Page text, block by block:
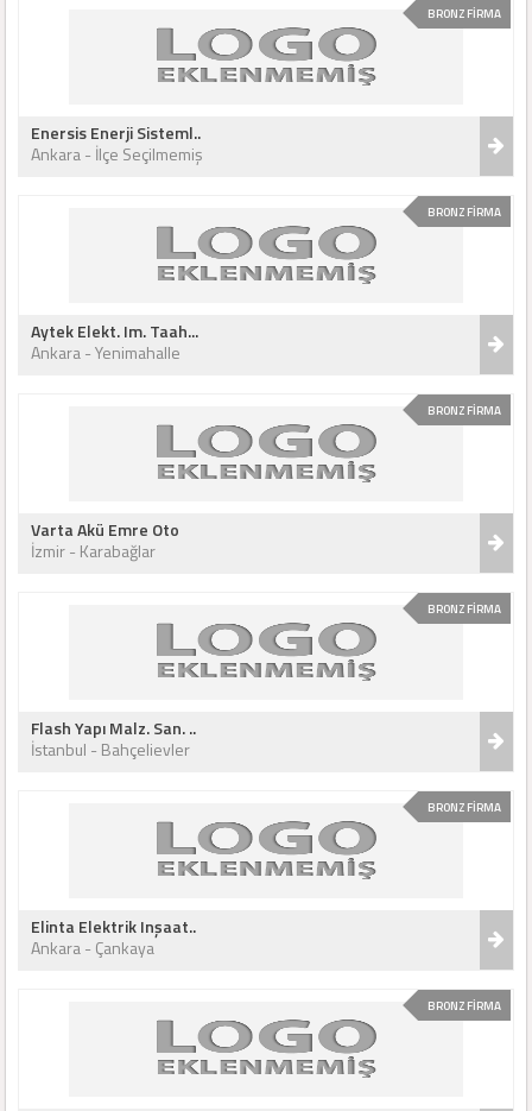
BRONZ FİRMA
Enersis Enerji Sisteml..
Ankara - İlçe Seçilmemiş
BRONZ FİRMA
Aytek Elekt. Im. Taah...
Ankara - Yenimahalle
BRONZ FİRMA
Varta Akü Emre Oto
İzmir - Karabağlar
BRONZ FİRMA
Flash Yapı Malz. San. ..
İstanbul - Bahçelievler
BRONZ FİRMA
Elinta Elektrik Inşaat..
Ankara - Çankaya
BRONZ FİRMA